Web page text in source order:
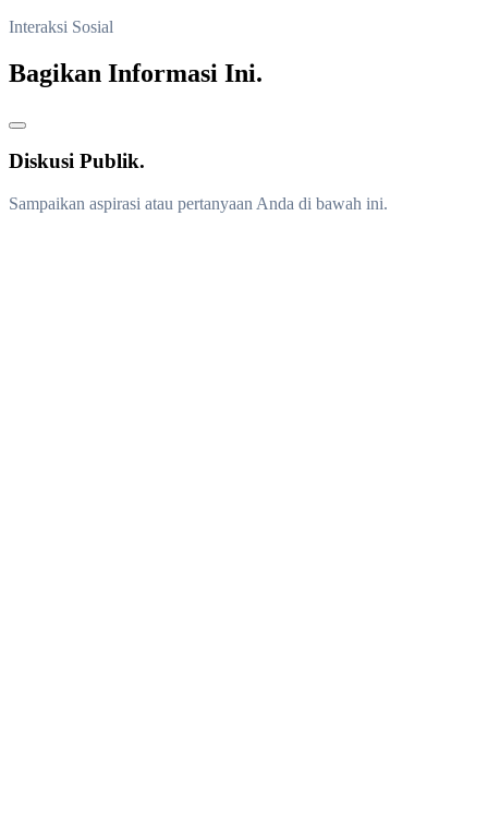
Interaksi Sosial
Bagikan Informasi Ini.
Diskusi Publik.
Sampaikan aspirasi atau pertanyaan Anda di bawah ini.